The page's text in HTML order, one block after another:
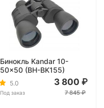
Бинокль Kandar 10-
50x50 (BH-BK155)
5.0
Под заказ
3 800
7 845